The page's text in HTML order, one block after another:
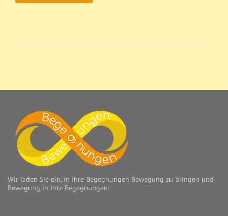
Wir laden Sie ein, in Ihre Begegnungen Bewegung zu bringen und
Bewegung in Ihre Begegnungen.